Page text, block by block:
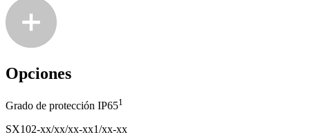
Opciones
Grado de protección IP651
SX102-xx/xx/xx-xx1/xx-xx